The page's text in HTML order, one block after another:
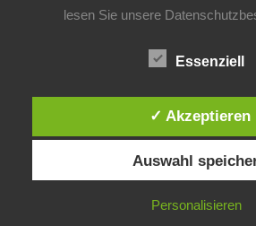
lesen Sie unsere
Essenziell
✓ Akzeptieren
Auswahl
Personalisieren